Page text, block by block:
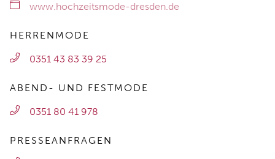
www.hochzeitsmode-dresden.de
HERRENMODE
0351 43 83 39 25
ABEND- UND FESTMODE
0351 80 41 978
PRESSEANFRAGEN